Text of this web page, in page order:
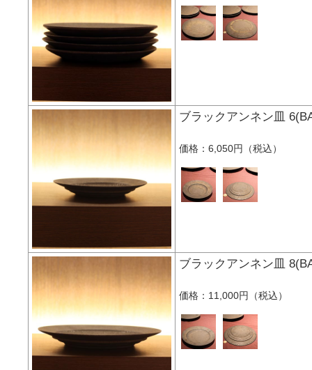
ブラックアンネン
価格：6,050円（税込）
ブラックアンネン
価格：11,000円（税込）